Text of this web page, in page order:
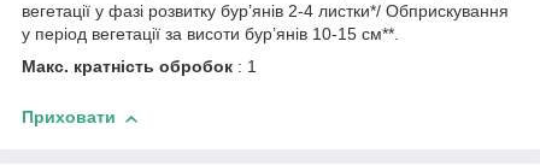
вегетації у фазі розвитку бур’янів 2-4 листки*/ Обприскування
у період вегетації за висоти бур’янів 10-15 см**.
Макс. кратність обробок : 1
Приховати